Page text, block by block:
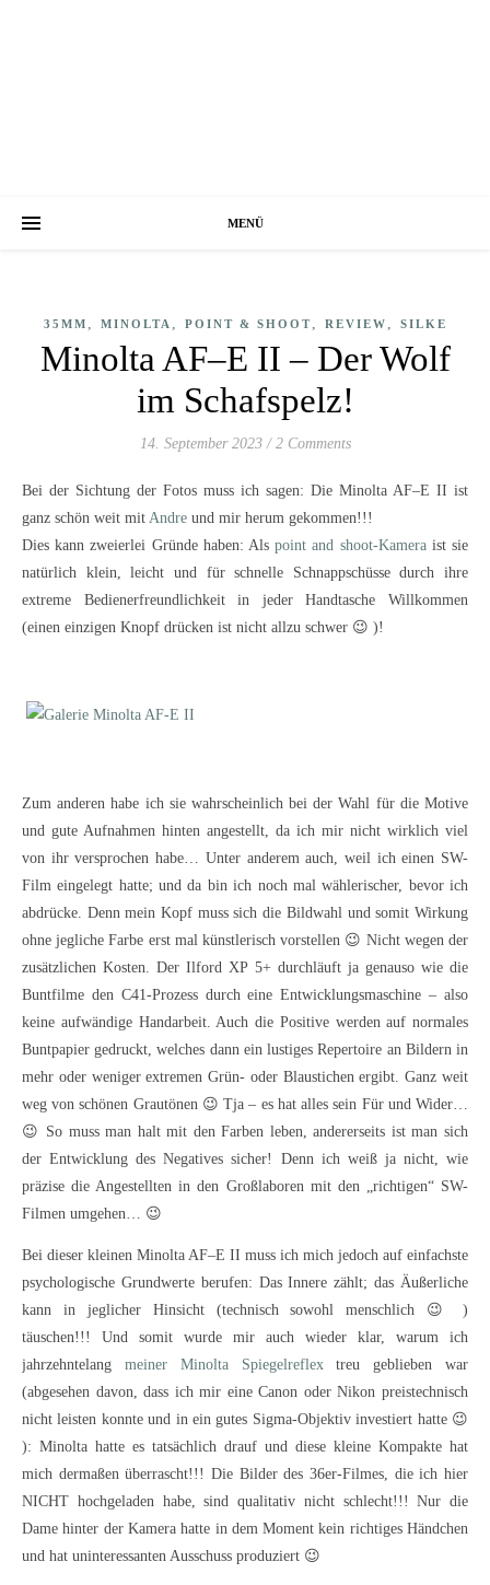
MENÜ
35MM , MINOLTA , POINT & SHOOT, REVIEW , SILKE
Minolta AF–E II – Der Wolf
im Schafspelz!
14. September 2023 / 2 Comments
Bei der Sichtung der Fotos muss ich sagen: Die Minolta AF–E II ist
ganz schön weit mit Andre und mir herum gekommen!!!
Dies kann zweierlei Gründe haben: Alspoint and shoot-Kameraist sie
natürlich klein, leicht und für schnelle Schnappschüsse durch ihre
extreme Bedienerfreundlichkeit in jeder Handtasche Willkommen
(einen einzigen Knopf drücken ist nicht allzu schwer 😉 )!
Zum anderen habe ich sie wahrscheinlich bei der Wahl für die Motive
und gute Aufnahmen hinten angestellt, da ich mir nicht wirklich viel
von ihr versprochen habe… Unter anderem auch, weil ich einen SW-
Film eingelegt hatte; und da bin ich noch mal wählerischer, bevor ich
abdrücke. Denn mein Kopf muss sich die Bildwahl und somit Wirkung
ohne jegliche Farbe erst mal künstlerisch vorstellen 😉 Nicht wegen der
zusätzlichen Kosten. Der Ilford XP 5+ durchläuft ja genauso wie die
Buntfilme den C41-Prozess durch eine Entwicklungsmaschine – also
keine aufwändige Handarbeit. Auch die Positive werden auf normales
Buntpapier gedruckt, welches dann ein lustiges Repertoire an Bildern in
mehr oder weniger extremen Grün- oder Blaustichen ergibt. Ganz weit
weg von schönen Grautönen 😉 Tja – es hat alles sein Für und Wider…
😉 So muss man halt mit den Farben leben, andererseits ist man sich
der Entwicklung des Negatives sicher! Denn ich weiß ja nicht, wie
präzise die Angestellten in den Großlaboren mit den „richtigen“ SW-
Filmen umgehen… 😉
Bei dieser kleinen Minolta AF–E II muss ich mich jedoch auf einfachste
psychologische Grundwerte berufen: Das Innere zählt; das Äußerliche
kann in jeglicher Hinsicht (technisch sowohl menschlich 😉 )
täuschen!!! Und somit wurde mir auch wieder klar, warum ich
jahrzehntelang meiner Minolta Spiegelreflextreu geblieben war
(abgesehen davon, dass ich mir eine Canon oder Nikon preistechnisch
nicht leisten konnte und in ein gutes Sigma-Objektiv investiert hatte 😉
): Minolta hatte es tatsächlich drauf und diese kleine Kompakte hat
mich dermaßen überrascht!!! Die Bilder des 36er-Filmes, die ich hier
NICHT hochgeladen habe, sind qualitativ nicht schlecht!!! Nur die
Dame hinter der Kamera hatte in dem Moment kein richtiges Händchen
und hat uninteressanten Ausschuss produziert 😉